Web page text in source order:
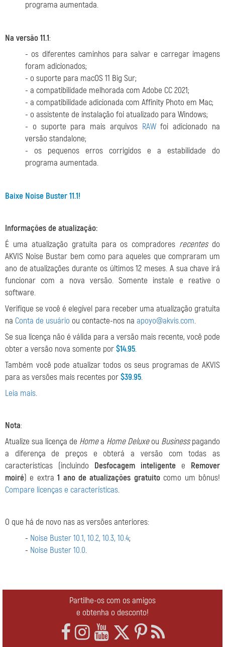
programa aumentada.
Na versão 11.1:
- os diferentes caminhos para salvar e carregar imagens
foram adicionados;
- o suporte para macOS 11 Big Sur;
- a compatibilidade melhorada com Adobe CC 2021;
- a compatibilidade adicionada com Affinity Photo em Mac;
- o assistente de instalação foi atualizado para Windows;
- o suporte para mais arquivos RAWfoi adicionado na
versão standalone;
- os pequenos erros corrigidos e a estabilidade do
programa aumentada.
Baixe Noise Buster 11.1!
Informações de atualização:
É uma atualização gratuita para os compradores recentesdo
AKVIS Noise Bustar bem como para aqueles que compraram um
ano de atualizações durante os últimos 12 meses. A sua chave irá
funcionar com a nova versão. Somente instale e reative o
software.
Verifique se você é elegível para receber uma atualização gratuita
na Conta de usuário ou contacte-nos na apoyo@akvis.com.
Se sua licença não é válida para a versão mais recente, você pode
obter a versão nova somente por$14.95.
Também você pode atualizar todos os seus programas de AKVIS
para as versões mais recentes por$39.95.
Leia mais.
Nota:
Atualize sua licença de Homea Home Deluxeou Businesspagando
a diferença de preços e obterá a versão com todas as
características (incluindo Desfocagem inteligente e Remover
moiré) e extra1 ano de atualizações gratuitocomo um bônus!
Compare licenças e características.
O que há de novo nas as versões anteriores:
- Noise Buster 10.1, 10.2, 10.3, 10.4;
- Noise Buster 10.0.
Partilhe-os com os amigos
e obtenha o desconto!